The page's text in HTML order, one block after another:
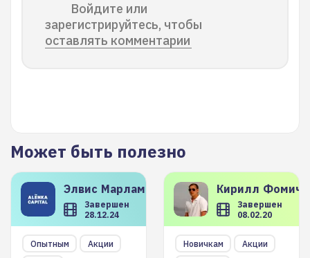
Войдите или
зарегистрируйтесь, чтобы
оставлять комментарии
Может быть полезно
Элвис Марламов
Завершен
28.12.24
Опытным
Акции
Кирилл
Завершен
08.02.20
Новичкам
Акции